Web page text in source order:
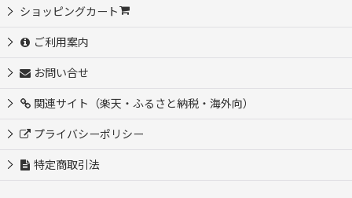
ショッピングカート
ご利用案内
お問い合せ
関連サイト（楽天・ふるさと納税・海外向）
プライバシーポリシー
特定商取引法